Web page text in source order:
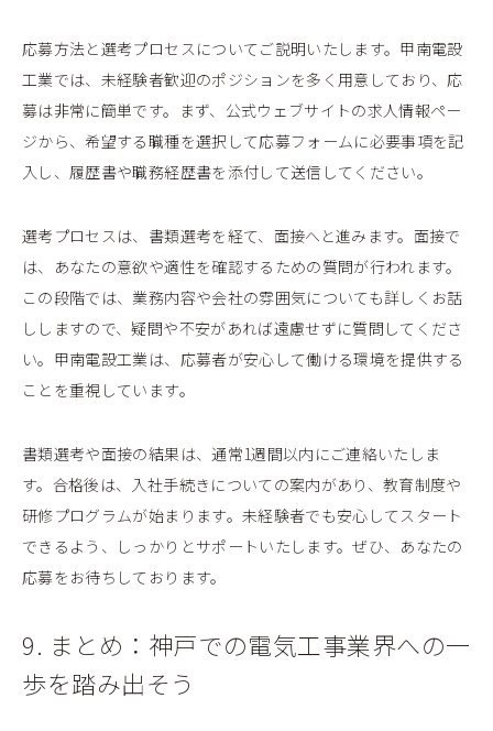
応募方法と選考プロセスについてご説明いたします。甲南電設
工業では、未経験者歓迎のポジションを多く用意しており、応
募は非常に簡単です。まず、公式ウェブサイトの求人情報ペー
ジから、希望する職種を選択して応募フォームに必要事項を記
入し、履歴書や職務経歴書を添付して送信してください。
選考プロセスは、書類選考を経て、面接へと進みます。面接で
は、あなたの意欲や適性を確認するための質問が行われます。
この段階では、業務内容や会社の雰囲気についても詳しくお話
ししますので、疑問や不安があれば遠慮せずに質問してくださ
い。甲南電設工業は、応募者が安心して働ける環境を提供する
ことを重視しています。
書類選考や面接の結果は、通常1週間以内にご連絡いたしま
す。合格後は、入社手続きについての案内があり、教育制度や
研修プログラムが始まります。未経験者でも安心してスタート
できるよう、しっかりとサポートいたします。ぜひ、あなたの
応募をお待ちしております。
9. まとめ：神戸での電気工事業界への一
歩を踏み出そう